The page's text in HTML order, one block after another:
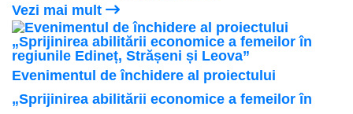
Vezi mai mult
Evenimentul de închidere al proiectului
„Sprijinirea abilitării economice a femeilor în